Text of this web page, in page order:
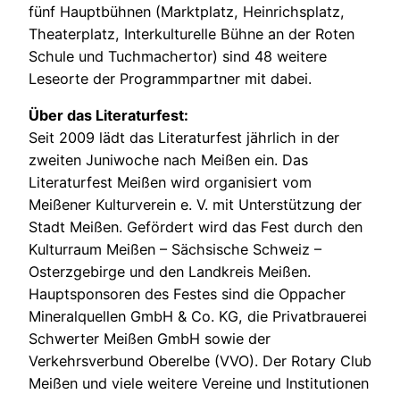
fünf Hauptbühnen (Marktplatz, Heinrichsplatz,
Theaterplatz, Interkulturelle Bühne an der Roten
Schule und Tuchmachertor) sind 48 weitere
Leseorte der Programmpartner mit dabei.
Über das Literaturfest:
Seit 2009 lädt das Literaturfest jährlich in der
zweiten Juniwoche nach Meißen ein. Das
Literaturfest Meißen wird organisiert vom
Meißener Kulturverein e. V. mit Unterstützung der
Stadt Meißen. Gefördert wird das Fest durch den
Kulturraum Meißen – Sächsische Schweiz –
Osterzgebirge und den Landkreis Meißen.
Hauptsponsoren des Festes sind die Oppacher
Mineralquellen GmbH & Co. KG, die Privatbrauerei
Schwerter Meißen GmbH sowie der
Verkehrsverbund Oberelbe (VVO). Der Rotary Club
Meißen und viele weitere Vereine und Institutionen